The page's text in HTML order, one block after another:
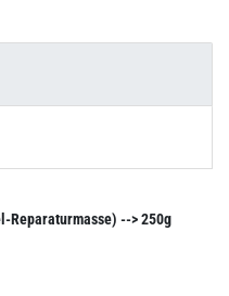
Reparaturmasse) --> 250g